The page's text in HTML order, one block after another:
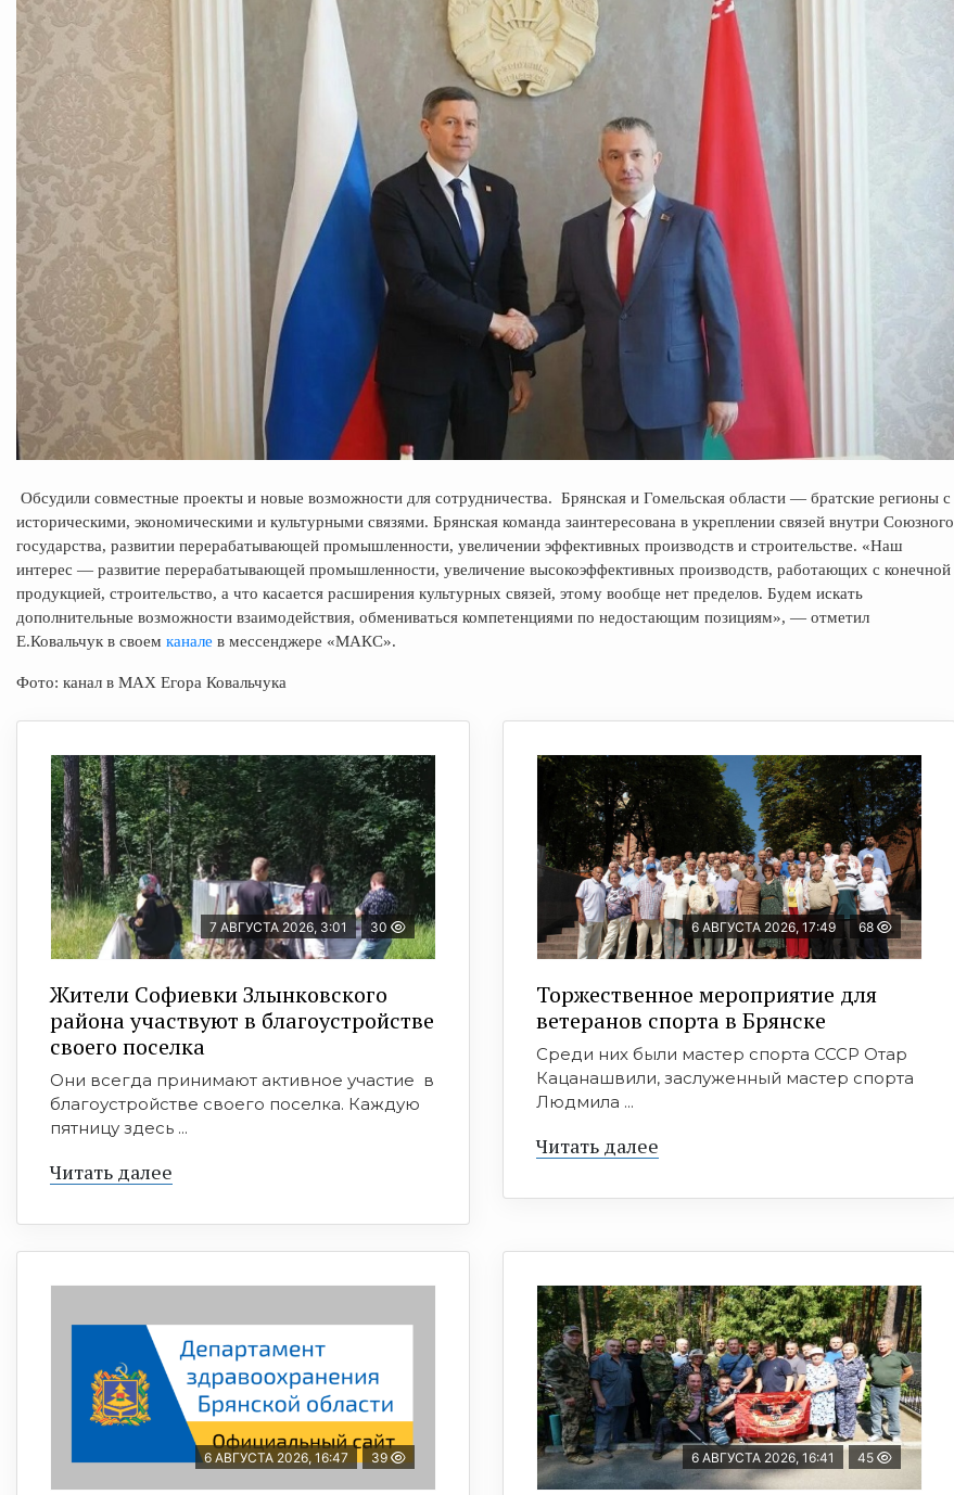
Обсудили совместные проекты и новые возможности для сотрудничества. Брянская и Гомельская области — братские регионы с
историческими, экономическими и культурными связями. Брянская команда заинтересована в укреплении связей внутри Союзного
государства, развитии перерабатывающей промышленности, увеличении эффективных производств и строительстве. «Наш
интерес — развитие перерабатывающей промышленности, увеличение высокоэффективных производств, работающих с конечной
продукцией, строительство, а что касается расширения культурных связей, этому вообще нет пределов. Будем искать
дополнительные возможности взаимодействия, обмениваться компетенциями по недостающим позициям», — отметил
Е.Ковальчук в своем канале в мессенджере «МАКС».
Фото: канал в МАХ Егора Ковальчука
7 АВГУСТА 2026, 3:01 30
Жители Софиевки Злынковского
района участвуют в благоустройстве
своего поселка
Они всегда принимают активное участие в
благоустройстве своего поселка. Каждую
пятницу здесь ...
Читать далее
6 АВГУСТА 2026, 17:49 68
Торжественное мероприятие для
ветеранов спорта в Брянске
Среди них были мастер спорта СССР Отар
Кацанашвили, заслуженный мастер спорта
Людмила ...
Читать далее
6 АВГУСТА 2026, 16:47 39 6 АВГУСТА 2026, 16:41 45